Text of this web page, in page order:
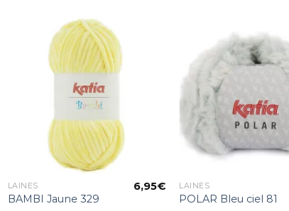
à la liste
LAINES
BAMBI Jaune 329
6,95€ LAINES
POLAR Bleu ciel 81